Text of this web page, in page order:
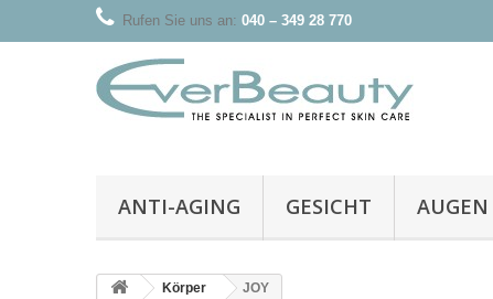
Rufen Sie uns an: 040 – 349 28 770
ANTI-AGING GESICHT AUGEN
Körper JOY